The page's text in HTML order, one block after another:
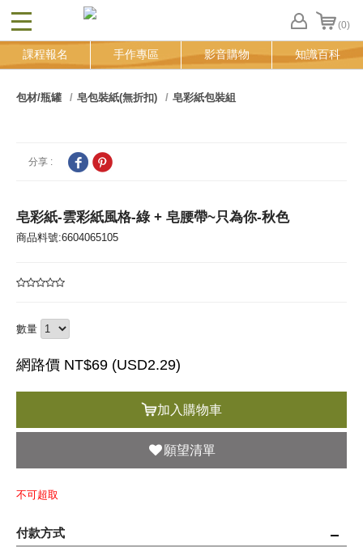
CLOSE (0)
FB
登
課程報名 手作專區 影音購物 知識百科
包材/瓶罐 皂包裝紙(無折扣) 皂彩紙包裝組
分享 :
皂彩紙-雲彩紙風格-綠 + 皂腰帶~只為你-秋色
商品料號:6604065105
數量
網路價 NT$69 (USD2.29)
加入購物車
願望清單
不可超取
付款方式